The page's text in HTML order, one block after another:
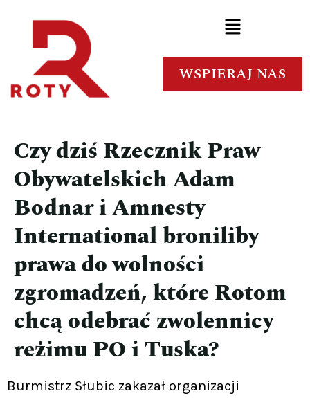
WSPIERAJ NAS
Czy dziś Rzecznik Praw
Obywatelskich Adam
Bodnar i Amnesty
International broniliby
prawa do wolności
zgromadzeń, które Rotom
chcą odebrać zwolennicy
reżimu PO i Tuska?
Burmistrz Słubic zakazał organizacji